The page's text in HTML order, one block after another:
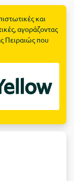
και
αγοράζοντας
Πειραιώς που